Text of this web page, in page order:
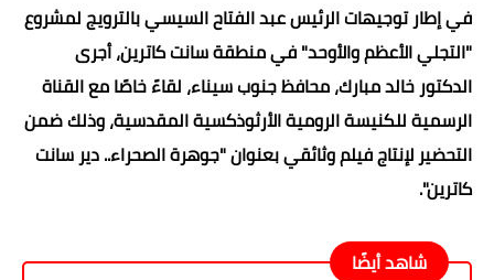
في إطار توجيهات الرئيس عبد الفتاح السيسي بالترويج لمشروع
"التجلي الأعظم والأوحد" في منطقة سانت كاترين، أجرى
الدكتور خالد مبارك، محافظ جنوب سيناء، لقاءً خاصًا مع القناة
الرسمية للكنيسة الرومية الأرثوذكسية المقدسية، وذلك ضمن
التحضير لإنتاج فيلم وثائقي بعنوان "جوهرة الصحراء.. دير سانت
كاترين".
شاهد أيضًا